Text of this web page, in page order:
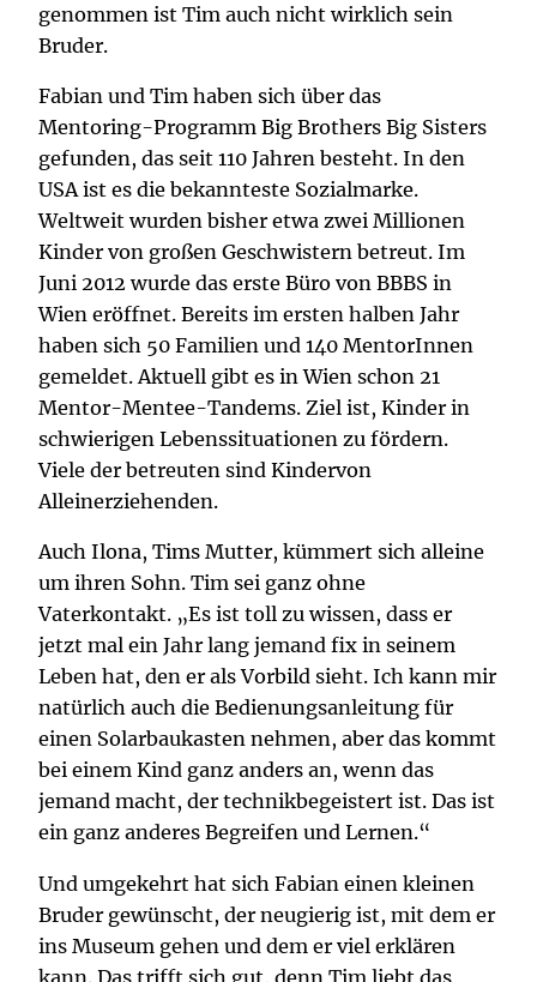
genommen ist Tim auch nicht wirklich sein
Bruder.
Fabian und Tim haben sich über das
Mentoring-Programm Big Brothers Big Sisters
gefunden, das seit 110 Jahren besteht. In den
USA ist es die bekannteste Sozialmarke.
Weltweit wurden bisher etwa zwei Millionen
Kinder von großen Geschwistern betreut. Im
Juni 2012 wurde das erste Büro von BBBS in
Wien eröffnet. Bereits im ersten halben Jahr
haben sich 50 Familien und 140 MentorInnen
gemeldet. Aktuell gibt es in Wien schon 21
Mentor-Mentee-Tandems. Ziel ist, Kinder in
schwierigen Lebenssituationen zu fördern.
Viele der betreuten sind Kindervon
Alleinerziehenden.
Auch Ilona, Tims Mutter, kümmert sich alleine
um ihren Sohn. Tim sei ganz ohne
Vaterkontakt. „Es ist toll zu wissen, dass er
jetzt mal ein Jahr lang jemand fix in seinem
Leben hat, den er als Vorbild sieht. Ich kann mir
natürlich auch die Bedienungsanleitung für
einen Solarbaukasten nehmen, aber das kommt
bei einem Kind ganz anders an, wenn das
jemand macht, der technikbegeistert ist. Das ist
ein ganz anderes Begreifen und Lernen.“
Und umgekehrt hat sich Fabian einen kleinen
Bruder gewünscht, der neugierig ist, mit dem er
ins Museum gehen und dem er viel erklären
kann. Das trifft sich gut, denn Tim liebt das